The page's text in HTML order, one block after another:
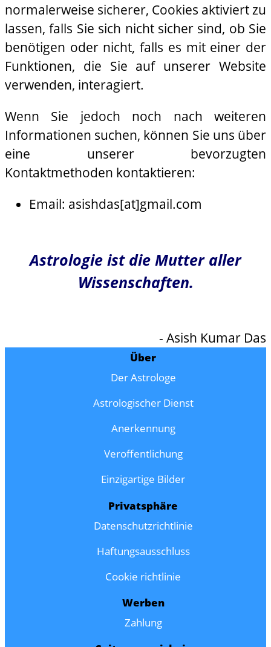
normalerweise sicherer, Cookies aktiviert zu
lassen, falls Sie sich nicht sicher sind, ob Sie
benötigen oder nicht, falls es mit einer der
Funktionen, die Sie auf unserer Website
verwenden, interagiert.
Wenn Sie jedoch noch nach weiteren
Informationen suchen, können Sie uns über
eine unserer bevorzugten
Kontaktmethoden kontaktieren:
Email: asishdas[at]gmail.com
Astrologie ist die Mutter aller
Wissenschaften.
- Asish Kumar Das
Über
Der Astrologe
Astrologischer Dienst
Anerkennung
Veroffentlichung
Einzigartige Bilder
Privatsphäre
Datenschutzrichtlinie
Haftungsausschluss
Cookie richtlinie
Werben
Zahlung